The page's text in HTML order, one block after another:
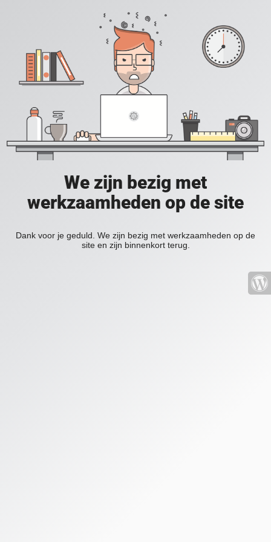
We zijn bezig met
werkzaamheden op de site
Dank voor je geduld. We zijn bezig met werkzaamheden op de
site en zijn binnenkort terug.